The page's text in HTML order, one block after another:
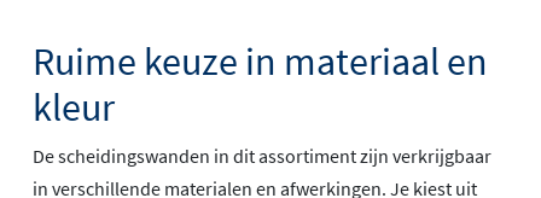
Ruime keuze in materiaal en
kleur
De scheidingswanden in dit assortiment zijn verkrijgbaar
in verschillende materialen en afwerkingen. Je kiest uit